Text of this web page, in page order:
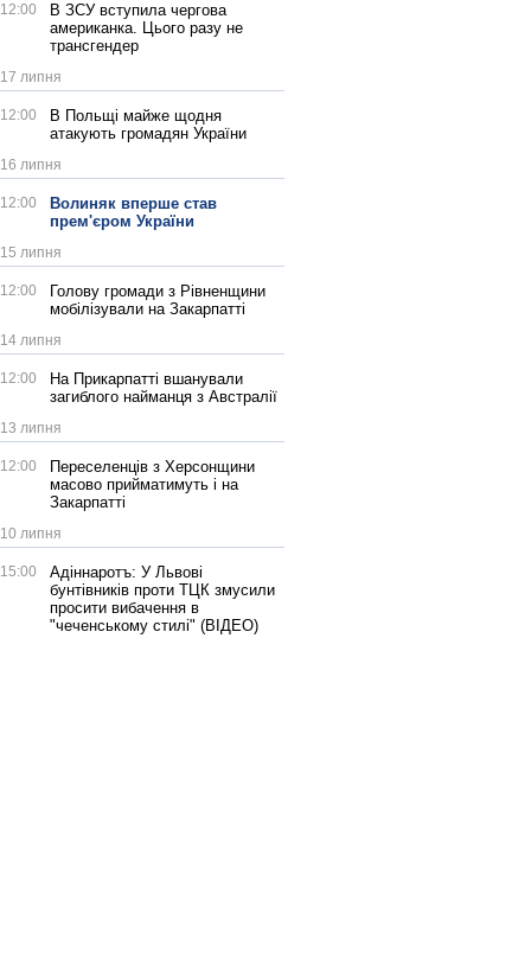
12:00
В ЗСУ вступила чергова
американка. Цього разу не
трансгендер
17 липня
12:00
В Польщі майже щодня
атакують громадян України
16 липня
12:00
Волиняк вперше став
прем'єром України
15 липня
12:00
Голову громади з Рівненщини
мобілізували на Закарпатті
14 липня
12:00
На Прикарпатті вшанували
загиблого найманця з Австралії
13 липня
12:00
Переселенців з Херсонщини
масово прийматимуть і на
Закарпатті
10 липня
15:00
Адіннаротъ: У Львові
бунтівників проти ТЦК змусили
просити вибачення в
"чеченському стилі" (ВІДЕО)